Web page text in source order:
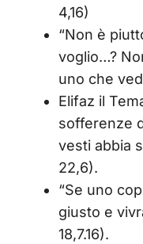
4,16)
“Non è
voglio…?
uno che
Elifaz il
sofferenze
vesti abbia
22,6).
“Se uno
giusto e
18,7.16).